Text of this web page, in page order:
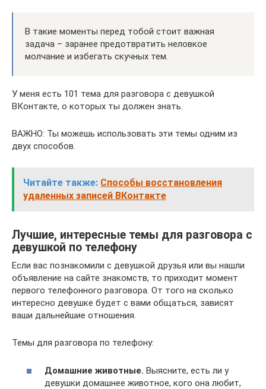
В такие моменты перед тобой стоит важная
задача – заранее предотвратить неловкое
молчание и избегать скучных тем.
У меня есть 101 тема для разговора с девушкой
ВКонтакте, о которых ты должен знать.
ВАЖНО: Ты можешь использовать эти темы одним из
двух способов.
Читайте также: Способы восстановления
удаленных записей ВКонтакте
Лучшие, интересные темы для разговора с
девушкой по телефону
Если вас познакомили с девушкой друзья или вы нашли
объявление на сайте знакомств, то приходит момент
первого телефонного разговора. От того на сколько
интересно девушке будет с вами общаться, зависят
ваши дальнейшие отношения.
Темы для разговора по телефону:
Домашние животные. Выясните, есть ли у
девушки домашнее животное, кого она любит,